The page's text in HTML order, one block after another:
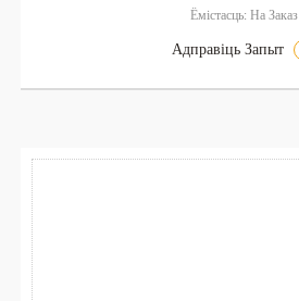
Ёмістасць: На Заказ
Адправіць Запыт